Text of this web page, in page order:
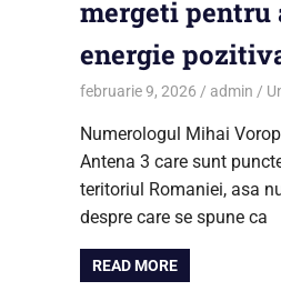
mergeti pentru
energie
februarie 9, 2026 admin
Numerologul Mihai
Antena 3 care sunt
teritoriul Romaniei, asa
despre care se spune ca
READ MORE